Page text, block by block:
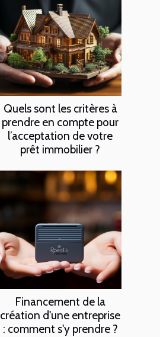
Quels sont les critères à
prendre en compte pour
l’acceptation de votre
prêt immobilier ?
Financement de la
création d'une entreprise
: comment s'y prendre ?